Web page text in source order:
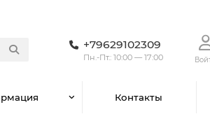
+79629102309
Пн.-Пт.: 10:00 — 17:00
Контакты